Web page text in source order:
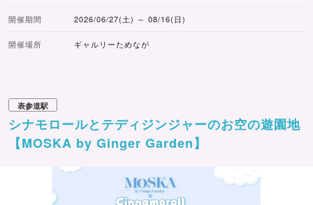
開催期間 2026/06/27(土) ～ 08/16(日)
開催場所 ギャルリーためなが
表参道駅
シナモロールとテディジンジャーのお空の遊園地
【MOSKA by Ginger Garden】